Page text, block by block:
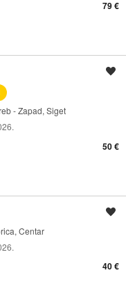
79 €
- Zapad, Siget
50 €
Centar
40 €